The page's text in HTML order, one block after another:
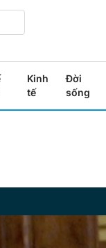
Kinh
tế
Đời
sống